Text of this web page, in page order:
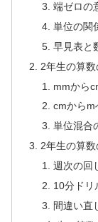
端ゼロの
単位の関
早見表と
2年生の算
mmから
cmからm
単位混合
2年生の算
週次の回
10分ドリ
間違い直